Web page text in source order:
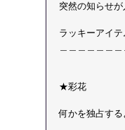
突然の知らせが
ラッキーアイ
★彩花
何かを独占す